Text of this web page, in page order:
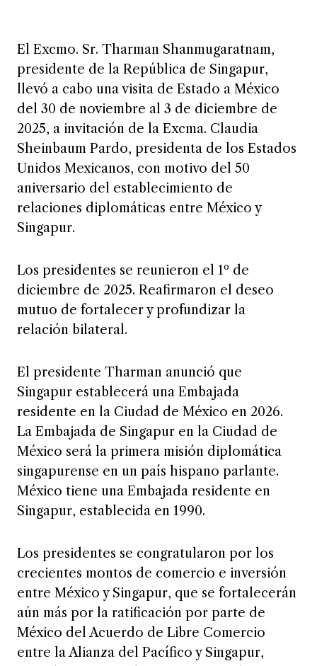
El Excmo. Sr. Tharman Shanmugaratnam,
presidente de la República de Singapur,
llevó a cabo una visita de Estado a México
del 30 de noviembre al 3 de diciembre de
2025, a invitación de la Excma. Claudia
Sheinbaum Pardo, presidenta de los Estados
Unidos Mexicanos, con motivo del 50
aniversario del establecimiento de
relaciones diplomáticas entre México y
Singapur.
Los presidentes se reunieron el 1º de
diciembre de 2025. Reafirmaron el deseo
mutuo de fortalecer y profundizar la
relación bilateral.
El presidente Tharman anunció que
Singapur establecerá una Embajada
residente en la Ciudad de México en 2026.
La Embajada de Singapur en la Ciudad de
México será la primera misión diplomática
singapurense en un país hispano parlante.
México tiene una Embajada residente en
Singapur, establecida en 1990.
Los presidentes se congratularon por los
crecientes montos de comercio e inversión
entre México y Singapur, que se fortalecerán
aún más por la ratificación por parte de
México del Acuerdo de Libre Comercio
entre la Alianza del Pacífico y Singapur,